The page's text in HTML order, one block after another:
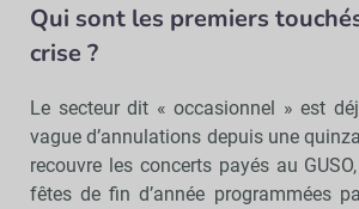
Qui sont les premiers
crise ?
Le secteur dit « occasionnel » est
vague d’annulations depuis une
recouvre les concerts payés au
fêtes de fin d’année programmées